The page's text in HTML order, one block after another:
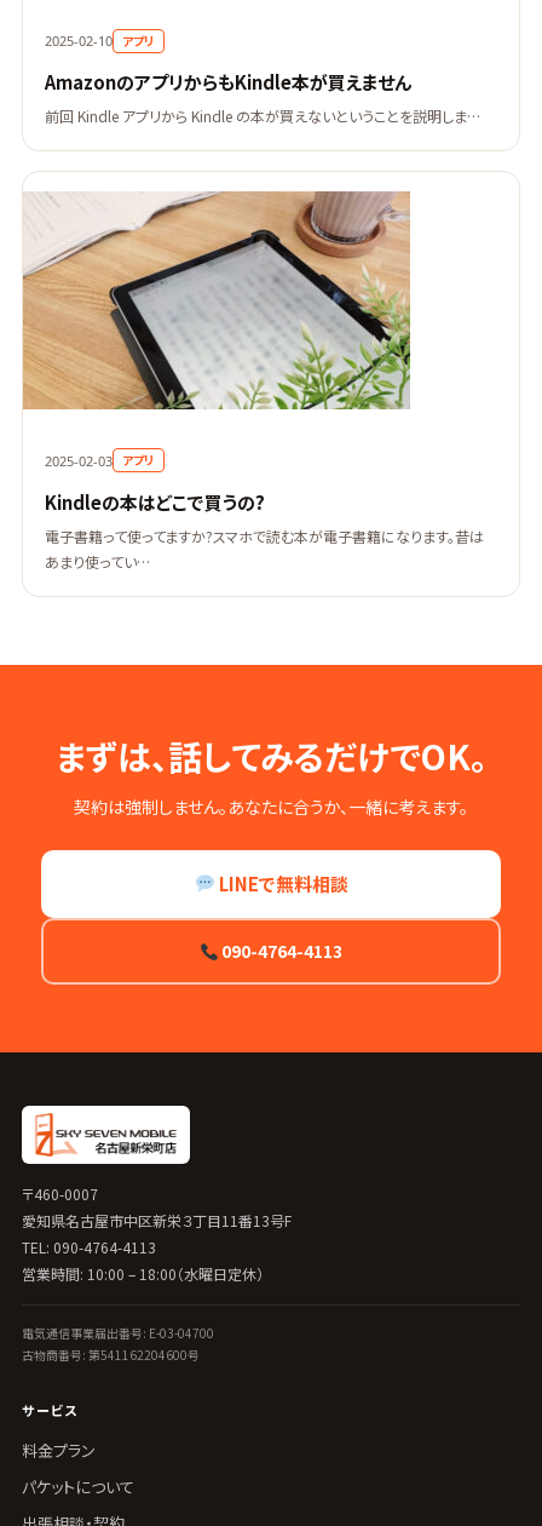
2025-02-10 アプリ
AmazonのアプリからもKindle本が買えません
前回 Kindle アプリから Kindle の本が買えないということを説明しま…
2025-02-03 アプリ
Kindleの本はどこで買うの?
電子書籍って使ってますか?スマホで読む本が電子書籍になります。昔は
あまり使ってい…
まずは、話してみるだけでOK。
契約は強制しません。あなたに合うか、一緒に考えます。
LINEで無料相談
090-4764-4113
〒460-0007
愛知県名古屋市中区新栄３丁目11番13号F
TEL: 090-4764-4113
営業時間: 10:00 – 18:00（水曜日定休）
電気通信事業届出番号: E-03-04700
古物商番号: 第541162204600号
サービス
料金プラン
パケットについて